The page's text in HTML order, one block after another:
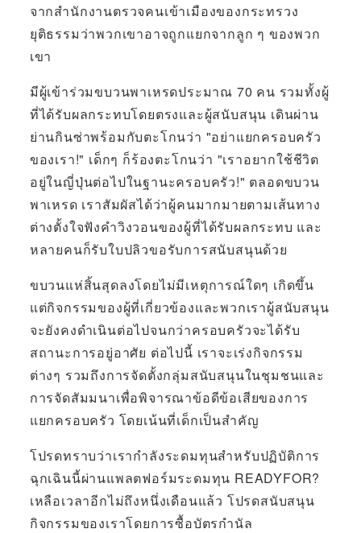
จากสำนักงานตรวจคนเข้าเมืองของกระทรวง
ยุติธรรมว่าพวกเขาอาจถูกแยกจากลูก ๆ ของพวก
เขา
มีผู้เข้าร่วมขบวนพาเหรดประมาณ 70 คน รวมทั้งผู้
ที่ได้รับผลกระทบโดยตรงและผู้สนับสนุน เดินผ่าน
ย่านกินซ่าพร้อมกับตะโกนว่า "อย่าแยกครอบครัว
ของเรา!" เด็กๆ ก็ร้องตะโกนว่า "เราอยากใช้ชีวิต
อยู่ในญี่ปุ่นต่อไปในฐานะครอบครัว!" ตลอดขบวน
พาเหรด เราสัมผัสได้ว่าผู้คนมากมายตามเส้นทาง
ต่างตั้งใจฟังคำวิงวอนของผู้ที่ได้รับผลกระทบ และ
หลายคนก็รับใบปลิวขอรับการสนับสนุนด้วย
ขบวนแห่สิ้นสุดลงโดยไม่มีเหตุการณ์ใดๆ เกิดขึ้น
แต่กิจกรรมของผู้ที่เกี่ยวข้องและพวกเราผู้สนับสนุน
จะยังคงดำเนินต่อไปจนกว่าครอบครัวจะได้รับ
สถานะการอยู่อาศัย ต่อไปนี้ เราจะเร่งกิจกรรม
ต่างๆ รวมถึงการจัดตั้งกลุ่มสนับสนุนในชุมชนและ
การจัดสัมมนาเพื่อพิจารณาข้อดีข้อเสียของการ
แยกครอบครัว โดยเน้นที่เด็กเป็นสำคัญ
โปรดทราบว่าเรากำลังระดมทุนสำหรับปฏิบัติการ
ฉุกเฉินนี้ผ่านแพลตฟอร์มระดมทุน READYFOR?
เหลือเวลาอีกไม่ถึงหนึ่งเดือนแล้ว โปรดสนับสนุน
กิจกรรมของเราโดยการซื้อบัตรกำนัล